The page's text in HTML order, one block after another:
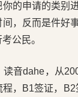
你的申请的类别
间，反而是件好
公民。
读音dahe，从
程，B1签证，